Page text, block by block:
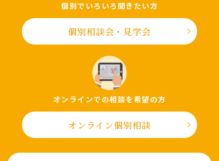
個別でいろいろ聞きたい⽅
個別相談会・⾒学会
オンラインでの相談を希望の⽅
オンライン個別相談